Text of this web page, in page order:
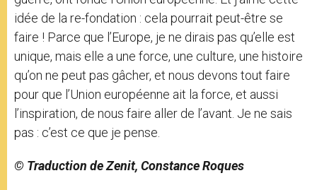
idée de la re-fondation : cela pourrait peut-être se
faire ! Parce que l’Europe, je ne dirais pas qu’elle est
unique, mais elle a une force, une culture, une histoire
qu’on ne peut pas gâcher, et nous devons tout faire
pour que l’Union européenne ait la force, et aussi
l’inspiration, de nous faire aller de l’avant. Je ne sais
pas : c’est ce que je pense.
© Traduction de Zenit, Constance Roques